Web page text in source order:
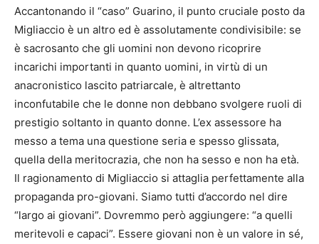
Accantonando il “caso” Guarino, il punto cruciale posto da
Migliaccio è un altro ed è assolutamente condivisibile: se
è sacrosanto che gli uomini non devono ricoprire
incarichi importanti in quanto uomini, in virtù di un
anacronistico lascito patriarcale, è altrettanto
inconfutabile che le donne non debbano svolgere ruoli di
prestigio soltanto in quanto donne. L’ex assessore ha
messo a tema una questione seria e spesso glissata,
quella della meritocrazia, che non ha sesso e non ha età.
Il ragionamento di Migliaccio si attaglia perfettamente alla
propaganda pro-giovani. Siamo tutti d’accordo nel dire
“largo ai giovani”. Dovremmo però aggiungere: “a quelli
meritevoli e capaci”. Essere giovani non è un valore in sé,